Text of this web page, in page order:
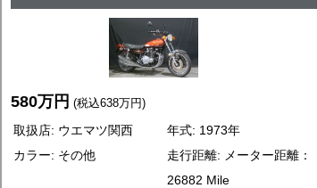
580万円 (税込638万円)
取扱店: ウエマツ関西
年式: 1973年
カラー: その他
走行距離: メーター距離：
26882 Mile